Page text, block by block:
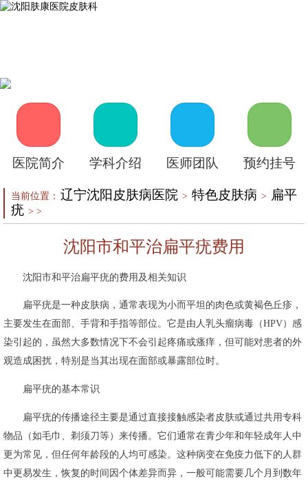
医院简介 学科介绍 医师团队 预约挂号
当前位置： 辽宁沈阳皮肤病医院 > 特色皮肤病 >
扁平
疣 > >
沈阳市和平治扁平疣费用
沈阳市和平治扁平疣的费用及相关知识
扁平疣是一种皮肤病，通常表现为小而平坦的肉色或黄褐色丘疹，
主要发生在面部、手背和手指等部位。它是由人乳头瘤病毒（HPV）感
染引起的，虽然大多数情况下不会引起疼痛或瘙痒，但可能对患者的外
观造成困扰，特别是当其出现在面部或暴露部位时。
扁平疣的基本常识
扁平疣的传播途径主要是通过直接接触感染者皮肤或通过共用专科
物品（如毛巾、剃须刀等）来传播。它们通常在青少年和年轻成年人中
更为常见，但任何年龄段的人均可感染。这种病变在免疫力低下的人群
中更易发生，恢复的时间因个体差异而异，一般可能需要几个月到数年